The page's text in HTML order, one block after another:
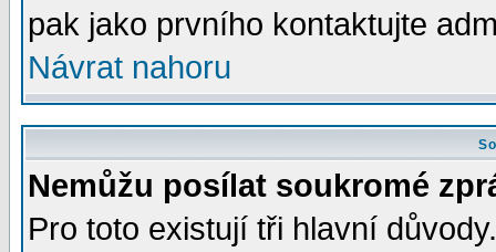
pak jako prvního kontaktujte
Návrat nahoru
Nemůžu posílat soukromé
Pro toto existují tři hlavní